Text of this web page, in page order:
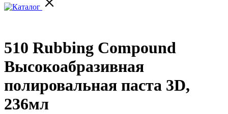
510 Rubbing Compound
Высокоабразивная
полировальная паста 3D,
236мл